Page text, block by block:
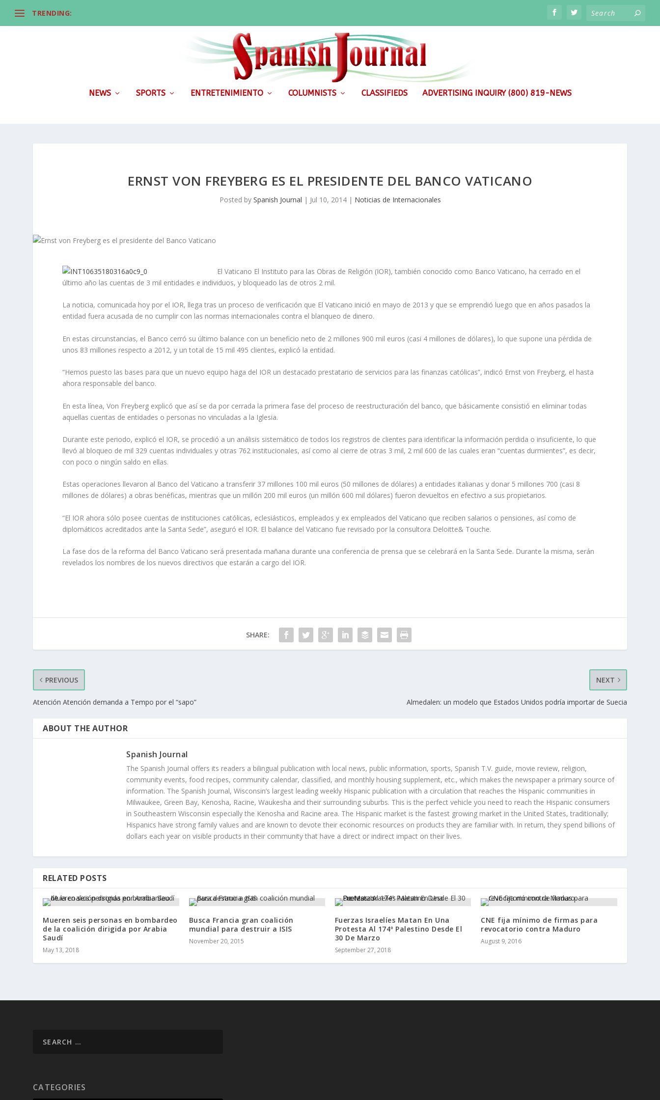
TRENDING:
NEWS SPORTS ENTRETENIMIENTO COLUMNISTS CLASSIFIEDS ADVERTISING INQUIRY (800) 819-NEWS
ERNST VON FREYBERG ES EL PRESIDENTE DEL BANCO VATICANO
Posted by Spanish Journal | Jul 10, 2014| Noticias de Internacionales
El Vaticano El Instituto para las Obras de Religión (IOR), también conocido como Banco Vaticano, ha cerrado en el
último año las cuentas de 3 mil entidades e individuos, y bloqueado las de otros 2 mil.
La noticia, comunicada hoy por el IOR, llega tras un proceso de verificación que El Vaticano inició en mayo de 2013 y que se emprendió luego que en años pasados la
entidad fuera acusada de no cumplir con las normas internacionales contra el blanqueo de dinero.
En estas circunstancias, el Banco cerró su último balance con un beneficio neto de 2 millones 900 mil euros (casi 4 millones de dólares), lo que supone una pérdida de
unos 83 millones respecto a 2012, y un total de 15 mil 495 clientes, explicó la entidad.
“Hemos puesto las bases para que un nuevo equipo haga del IOR un destacado prestatario de servicios para las finanzas católicas”, indicó Ernst von Freyberg, el hasta
ahora responsable del banco.
En esta línea, Von Freyberg explicó que así se da por cerrada la primera fase del proceso de reestructuración del banco, que básicamente consistió en eliminar todas
aquellas cuentas de entidades o personas no vinculadas a la Iglesia.
Durante este periodo, explicó el IOR, se procedió a un análisis sistemático de todos los registros de clientes para identificar la información perdida o insuficiente, lo que
llevó al bloqueo de mil 329 cuentas individuales y otras 762 institucionales, así como al cierre de otras 3 mil, 2 mil 600 de las cuales eran “cuentas durmientes”, es decir,
con poco o ningún saldo en ellas.
Estas operaciones llevaron al Banco del Vaticano a transferir 37 millones 100 mil euros (50 millones de dólares) a entidades italianas y donar 5 millones 700 (casi 8
millones de dólares) a obras benéficas, mientras que un millón 200 mil euros (un millón 600 mil dólares) fueron devueltos en efectivo a sus propietarios.
“El IOR ahora sólo posee cuentas de instituciones católicas, eclesiásticos, empleados y ex empleados del Vaticano que reciben salarios o pensiones, así como de
diplomáticos acreditados ante la Santa Sede”, aseguró el IOR. El balance del Vaticano fue revisado por la consultora Deloitte& Touche.
La fase dos de la reforma del Banco Vaticano será presentada mañana durante una conferencia de prensa que se celebrará en la Santa Sede. Durante la misma, serán
revelados los nombres de los nuevos directivos que estarán a cargo del IOR.
SHARE:
PREVIOUS
Atención Atención demanda a Tempo por el “sapo”
NEXT
Almedalen: un modelo que Estados Unidos podría importar de Suecia
ABOUT THE AUTHOR
Spanish Journal
The Spanish Journal offers its readers a bilingual publication with local news, public information, sports, Spanish T.V. guide, movie review, religion,
community events, food recipes, community calendar, classified, and monthly housing supplement, etc., which makes the newspaper a primary source of
information. The Spanish Journal, Wisconsin’s largest leading weekly Hispanic publication with a circulation that reaches the Hispanic communities in
Milwaukee, Green Bay, Kenosha, Racine, Waukesha and their surrounding suburbs. This is the perfect vehicle you need to reach the Hispanic consumers
in Southeastern Wisconsin especially the Kenosha and Racine area. The Hispanic market is the fastest growing market in the United States, traditionally;
Hispanics have strong family values and are known to devote their economic resources on products they are familiar with. In return, they spend billions of
dollars each year on visible products in their community that have a direct or indirect impact on their lives.
RELATED POSTS
Mueren seis personas en bombardeo
de la coalición dirigida por Arabia
Saudí
May 13, 2018
Busca Francia gran coalición
mundial para destruir a ISIS
November 20, 2015
Fuerzas Israelíes Matan En Una
Protesta Al 174º Palestino Desde El
30 De Marzo
September 27, 2018
CNE fija mínimo de firmas para
revocatorio contra Maduro
August 9, 2016
CATEGORIES